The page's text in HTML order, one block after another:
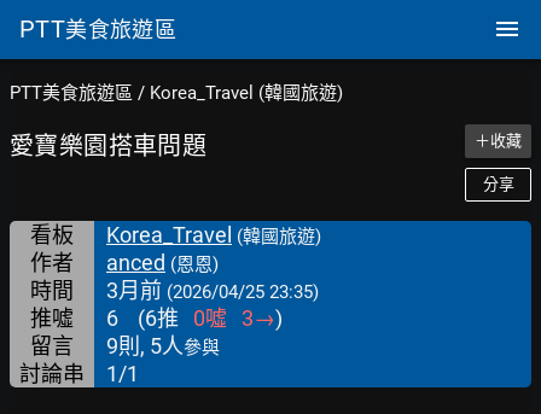
PTT美食旅遊區
PTT美食旅遊區 / Korea_Travel (韓國旅遊)
愛寶樂園搭車問題 ＋收藏
分享
看板 Korea_Travel (韓國旅遊)
作者 anced (恩恩)
時間 3月前 (2026/04/25 23:35)
推噓 6 (6推 0噓 3→)
留言
9則, 5人參與
討論串 1/1